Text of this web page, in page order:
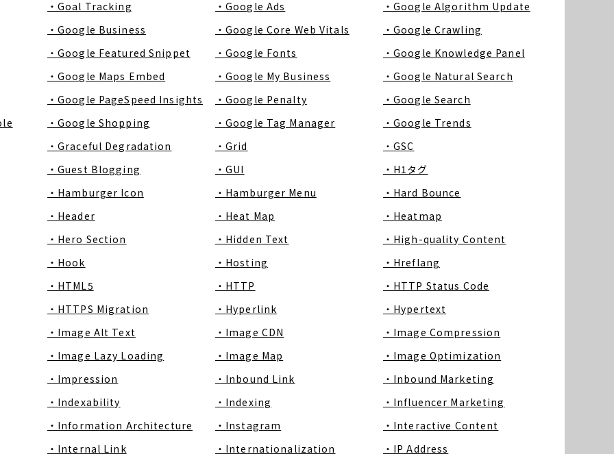
・Goal Tracking
・Google Ads
・Google Algorithm Update
・Google Business
・Google Core Web Vitals
・Google Crawling
・Google Featured Snippet
・Google Fonts
・Google Knowledge Panel
・Google Maps Embed
・Google My Business
・Google Natural Search
・Google PageSpeed Insights
・Google Penalty
・Google Search
・Google Shopping ・Google Tag Manager
・Google Trends
・Graceful Degradation
・Grid
・GSC
・Guest Blogging
・GUI
・H1タグ
・Hamburger Icon
・Hamburger Menu
・Hard Bounce
・Header
・Heat Map
・Heatmap
・Hero Section
・Hidden Text
・High-quality Content
・Hook
・Hosting
・Hreflang
・HTML5
・HTTP
・HTTP Status Code
・HTTPS Migration
・Hyperlink
・Hypertext
・Image Alt Text
・Image CDN
・Image Compression
・Image Lazy Loading
・Image Map
・Image Optimization
・Impression
・Inbound Link
・Inbound Marketing
・Indexability
・Indexing
・Influencer Marketing
・Information Architecture
・Instagram
・Interactive Content
・Internal Link
・Internationalization ・IP Address